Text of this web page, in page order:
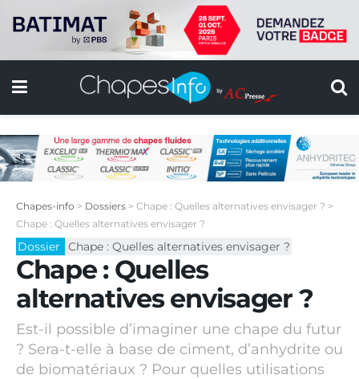
Chapes-info > Dossiers > Chape : Quelles alternatives envisager ? >
Chape : Quelles alternatives envisager ?
Dossier Chape : Quelles alternatives envisager ?
Chape : Quelles
alternatives envisager ?
Est-il possible d’imaginer une chape du futur
? Sera-t-elle à base de ciment, d’anhydrite ou
de biomatériaux ? Pour quelles utilisations